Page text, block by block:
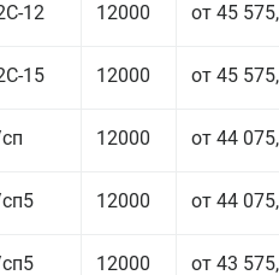
12 12000 от 45
15 12000 от 45
12000 от 44
12000 от 44
12000 от 43